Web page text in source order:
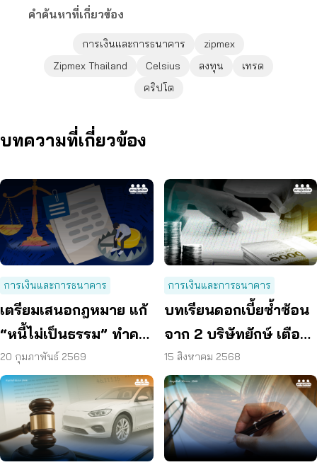
คำค้นหาที่เกี่ยวข้อง
การเงินและการธนาคาร
zipmex
Zipmex Thailand
Celsius ลงทุน
เทรด
คริปโต
บทความที่เกี่ยวข้อง
การเงินและการธนาคาร
เตรียมเสนอกฎหมาย แก้
“หนี้ไม่เป็นธรรม” ทำคน
ไทยติดกับดัก
20 กุมภาพันธ์ 2569
การเงินและการธนาคาร
บทเรียนดอกเบี้ยซ้ำซ้อน
จาก 2 บริษัทยักษ์ เตือน
ต้องรู้ทัน สัญญาเงินกู้
15 สิงหาคม 2568